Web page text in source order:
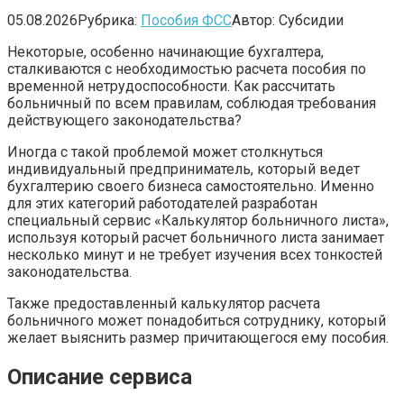
05.08.2026Рубрика: Пособия ФССАвтор: Субсидии
Некоторые, особенно начинающие бухгалтера,
сталкиваются с необходимостью расчета пособия по
временной нетрудоспособности. Как рассчитать
больничный по всем правилам, соблюдая требования
действующего законодательства?
Иногда с такой проблемой может столкнуться
индивидуальный предприниматель, который ведет
бухгалтерию своего бизнеса самостоятельно. Именно
для этих категорий работодателей разработан
специальный сервис «Калькулятор больничного листа»,
используя который расчет больничного листа занимает
несколько минут и не требует изучения всех тонкостей
законодательства.
Также предоставленный калькулятор расчета
больничного может понадобиться сотруднику, который
желает выяснить размер причитающегося ему пособия.
Описание сервиса